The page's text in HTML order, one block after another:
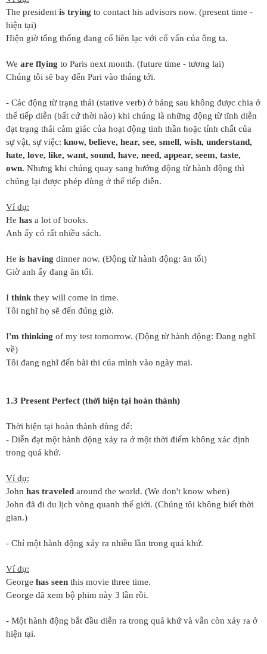
The president is trying to contact his advisors now. (present time -
hiện tại)
Hiện giờ tổng thống đang cố liên lạc với cố vấn của ông ta.
We are flying to Paris next month. (future time - tương lai)
Chúng tôi sẽ bay đến Pari vào tháng tới.
- Các động từ trạng thái (stative verb) ở bảng sau không được chia ở
thể tiếp diễn (bất cứ thời nào) khi chúng là những động từ tĩnh diễn
đạt trạng thái cảm giác của hoạt động tinh thần hoặc tính chất của
sự vật, sự việc: know, believe, hear, see, smell, wish, understand,
hate, love, like, want, sound, have, need, appear, seem, taste,
own. Nhưng khi chúng quay sang hướng động từ hành động thì
chúng lại được phép dùng ở thể tiếp diễn.
Ví dụ:
He has a lot of books.
Anh ấy có rất nhiều sách.
He is having dinner now. (Động từ hành động: ăn tối)
Giờ anh ấy đang ăn tối.
I thinkthey will come in time.
Tôi nghĩ họ sẽ đến đúng giờ.
I'm thinking of my test tomorrow. (Động từ hành động: Đang nghĩ
về)
Tôi đang nghĩ đến bài thi của mình vào ngày mai.
1.3 Present Perfect (thời hiện tại hoàn thành)
Thời hiện tại hoàn thành dùng để:
- Diễn đạt một hành động xảy ra ở một thời điểm không xác định
trong quá khứ.
Ví dụ:
John has traveled around the world. (We don't know when)
John đã đi du lịch vòng quanh thế giới. (Chúng tôi không biết thời
gian.)
- Chỉ một hành động xảy ra nhiều lần trong quá khứ.
Ví dụ:
George has seen this movie three time.
George đã xem bộ phim này 3 lần rồi.
- Một hành động bắt đầu diễn ra trong quá khứ và vẫn còn xảy ra ở
hiện tại.